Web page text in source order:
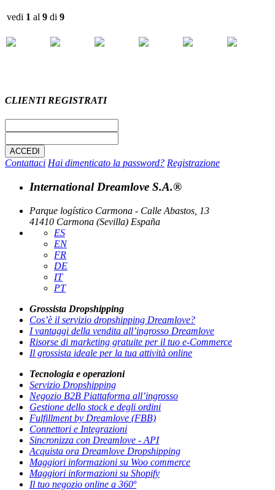
vedi 1 al 9 di 9
CLIENTI REGISTRATI
Contattaci Hai dimenticato la password? Registrazione
International Dreamlove S.A.®
Parque logístico Carmona - Calle Abastos, 13
41410 Carmona (Sevilla) España
ES
EN
FR
DE
IT
PT
Grossista Dropshipping
Cos’è il servizio dropshipping Dreamlove?
I vantaggi della vendita all’ingrosso Dreamlove
Risorse di marketing gratuite per il tuo e-Commerce
Il grossista ideale per la tua attività online
Tecnologia e operazioni
Servizio Dropshipping
Negozio B2B Piattaforma all’ingrosso
Gestione dello stock e degli ordini
Fulfillment by Dreamlove (FBB)
Connettori e Integrazioni
Sincronizza con Dreamlove - API
Acquista ora Dreamlove Dropshipping
Maggiori informazioni su Woo commerce
Maggiori informazioni su Shopify
Il tuo negozio online a 360º